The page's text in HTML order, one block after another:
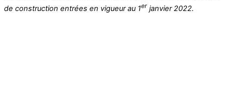
de construction entrées en vigueur au 1er janvier 2022.